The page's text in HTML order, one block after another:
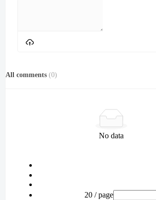
All comments (0)
No data
20 / page